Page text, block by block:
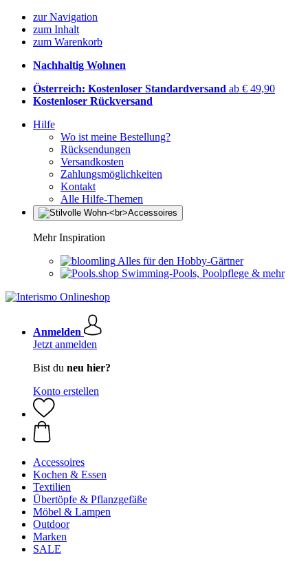
zur Navigation
zum Inhalt
zum Warenkorb
Nachhaltig Wohnen
Österreich: Kostenloser Standardversand ab € 49,90
Kostenloser Rückversand
Hilfe
Wo ist meine Bestellung?
Rücksendungen
Versandkosten
Zahlungsmöglichkeiten
Kontakt
Alle Hilfe-Themen
Mehr Inspiration
Alles für den Hobby-Gärtner
Swimming-Pools, Poolpflege & mehr
Anmelden
Jetzt anmelden
Bist du neu hier?
Konto erstellen
Accessoires
Kochen & Essen
Textilien
Übertöpfe & Pflanzgefäße
Möbel & Lampen
Outdoor
Marken
SALE